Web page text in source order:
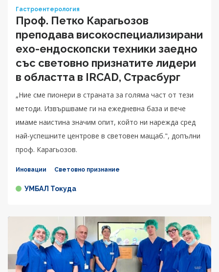
Гастроентерология
Проф. Петко Карагьозов
преподава високоспециализирани
ехо-ендоскопски техники заедно
със световно признатите лидери
в областта в IRCAD, Страсбург
„Ние сме пионери в страната за голяма част от тези
методи. Извършваме ги на ежедневна база и вече
имаме наистина значим опит, който ни нарежда сред
най-успешните центрове в световен мащаб.", допълни
проф. Карагьозов.
Иновации Световно признание
УМБАЛ Токуда